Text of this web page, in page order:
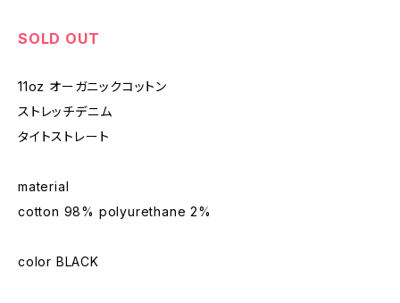
SOLD OUT
11oz オーガニックコットン
ストレッチデニム
タイトストレート
material
cotton 98% polyurethane 2%
color BLACK